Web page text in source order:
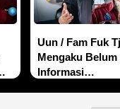
Uun / Fam Fuk
Mengaku Belum
Informasi